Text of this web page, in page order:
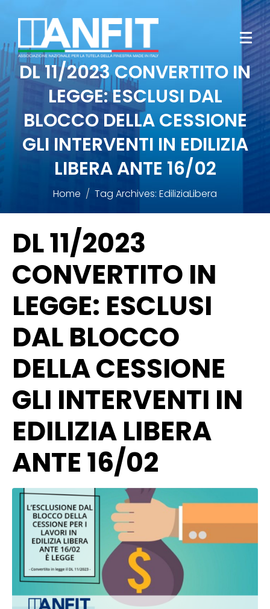
DL 11/2023 CONVERTITO IN
LEGGE: ESCLUSI DAL
BLOCCO DELLA CESSIONE
GLI INTERVENTI IN EDILIZIA
LIBERA ANTE 16/02
Home Tag Archives: EdiliziaLibera
DL 11/2023
CONVERTITO IN
LEGGE: ESCLUSI
DAL BLOCCO
DELLA CESSIONE
GLI INTERVENTI IN
EDILIZIA LIBERA
ANTE 16/02